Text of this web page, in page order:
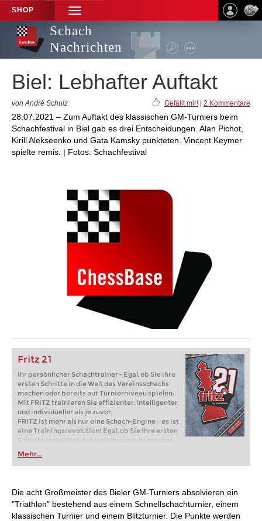
SHOP
TOGGLE
NAVIGATION
Schach
Nachrichten
Biel: Lebhafter Auftakt
von André Schulz Gefällt mir! 2 Kommentare
28.07.2021 – Zum Auftakt des klassischen GM-Turniers beim
Schachfestival in Biel gab es drei Entscheidungen. Alan Pichot,
Kirill Alekseenko und Gata Kamsky punkteten. Vincent Keymer
spielte remis. | Fotos: Schachfestival
Fritz 21
Ihr persönlicher Schachtrainer - Egal, ob Sie Ihre
ersten Schritte in die Welt des Vereinsschachs
machen oder bereits auf Turnierniveau spielen:
Mit FRITZ trainieren Sie effizienter, intelligenter
und individueller als je zuvor.
FRITZ ist mehr als nur eine Schach-Engine – es ist
eine Trainingsrevolution! Egal, ob Sie Ihre ersten
Schritte in die Welt des Vereinsschachs machen
oder bereits auf Turnierniveau spielen: Mit
FRITZ trainieren Sie effizienter, intelligenter und
individueller als je zuvor.
Mehr...
Die acht Großmeister des Bieler GM-Turniers absolvieren ein
"Triathlon" bestehend aus einem Schnellschachturnier, einem
klassischen Turnier und einem Blitzturnier. Die Punkte werden